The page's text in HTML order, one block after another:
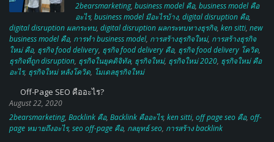
2bearsmarketing, business model คือ, business model คือ
อะไร, business model มีอะไรบ้าง, digital disruption คือ,
digital disruption ผลกระทบ, digital disruption ผลกระทบทางธุรกิจ, ken sitti, new
business model คือ, การทำ business model, การสร้างธุรกิจใหม่, การสร้างธุรกิจ
ใหม่ คือ, ธุรกิจ food delivery, ธุรกิจ food delivery คือ, ธุรกิจ food delivery โควิด,
ธุรกิจที่ถูก disruption, ธุรกิจในยุคดิจิทัล, ธุรกิจใหม่, ธุรกิจใหม่ 2020, ธุรกิจใหม่ คือ
อะไร, ธุรกิจใหม่ หลังโควิด, โมเดลธุรกิจใหม่
Off-Page SEO คืออะไร?
August 22, 2020
2bearsmarketing, Backlink คือ, Backlink คืออะไร, ken sitti, off page seo คือ, off-
page หมายถึงอะไร, seo off-page คือ, กลยุทธ์ seo, การสร้าง backlink